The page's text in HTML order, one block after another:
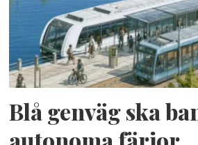
Blå genväg ska